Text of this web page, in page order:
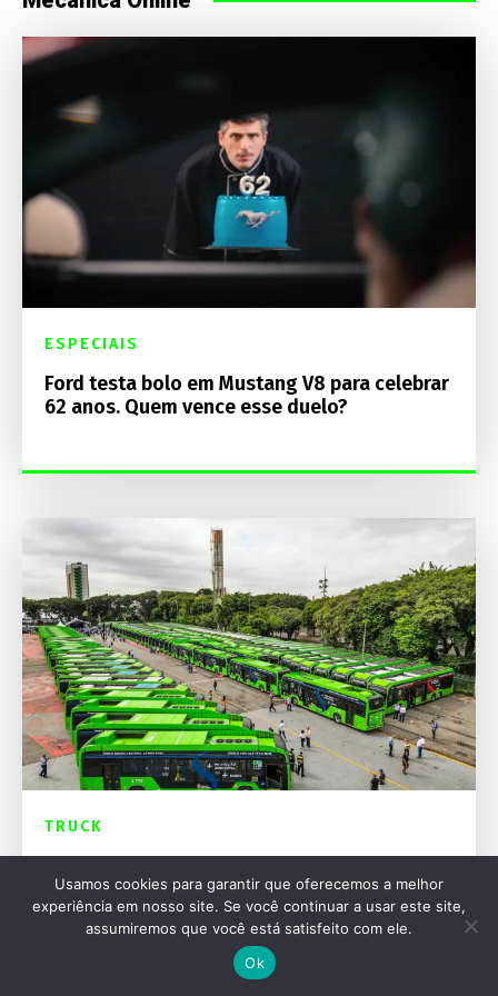
ESPECIAIS
Ford testa bolo em Mustang V8 para celebrar
62 anos. Quem vence esse duelo?
TRUCK
mercado nacional
Usamos cookies para garantir que oferecemos a melhor
experiência em nosso site. Se você continuar a usar este site,
assumiremos que você está satisfeito com ele.
Ok